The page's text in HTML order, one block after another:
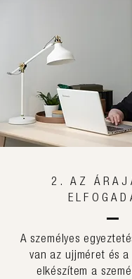
2. AZ
A személyes
van az ujjméret és a
elkészítem a